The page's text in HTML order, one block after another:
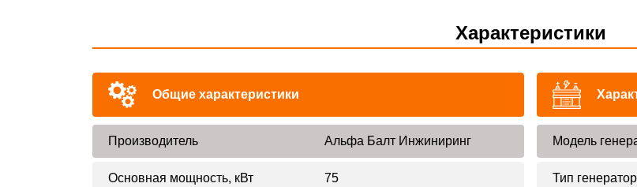
Характеристики
Общие характеристики
Производитель Альфа Балт Инжиниринг
Основная мощность, кВт 75
Модель
Тип